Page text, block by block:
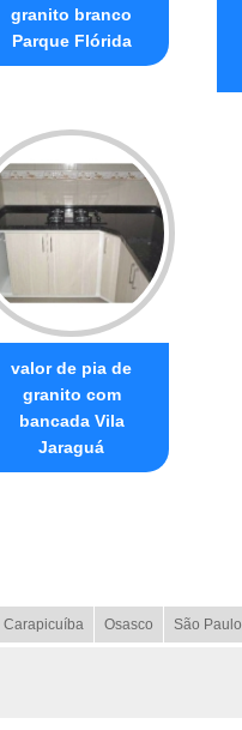
granito branco
Parque Flórida
valor de pia de
granito com
bancada Vila
Jaraguá
Carapicuíba Osasco São Paulo